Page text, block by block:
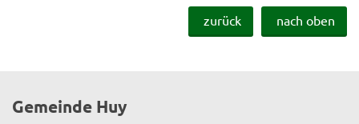
zurück nach oben
Gemeinde Huy